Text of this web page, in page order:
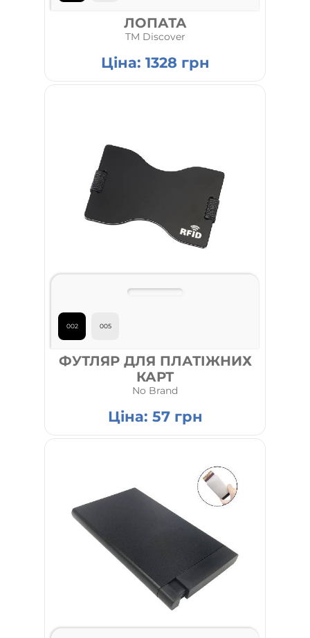
ЛОПАТА
TM Discover
Ціна: 1328 грн
002 005
ФУТЛЯР ДЛЯ ПЛАТІЖНИХ
КАРТ
No Brand
Ціна: 57 грн